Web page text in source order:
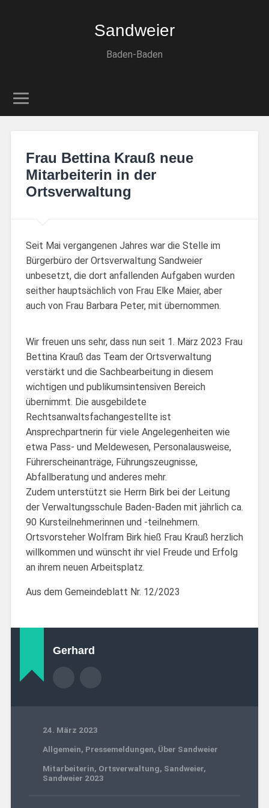
Sandweier
Baden-Baden
Frau Bettina Krauß neue
Mitarbeiterin in der
Ortsverwaltung
Seit Mai vergangenen Jahres war die Stelle im
Bürgerbüro der Ortsverwaltung Sandweier
unbesetzt, die dort anfallenden Aufgaben wurden
seither hauptsächlich von Frau Elke Maier, aber
auch von Frau Barbara Peter, mit übernommen.
Wir freuen uns sehr, dass nun seit 1. März 2023 Frau
Bettina Krauß das Team der Ortsverwaltung
verstärkt und die Sachbearbeitung in diesem
wichtigen und publikumsintensiven Bereich
übernimmt. Die ausgebildete
Rechtsanwaltsfachangestellte ist
Ansprechpartnerin für viele Angelegenheiten wie
etwa Pass- und Meldewesen, Personalausweise,
Führerscheinanträge, Führungszeugnisse,
Abfallberatung und anderes mehr.
Zudem unterstützt sie Herrn Birk bei der Leitung
der Verwaltungsschule Baden-Baden mit jährlich ca.
90 Kursteilnehmerinnen und -teilnehmern.
Ortsvorsteher Wolfram Birk hieß Frau Krauß herzlich
willkommen und wünscht ihr viel Freude und Erfolg
an ihrem neuen Arbeitsplatz.
Aus dem Gemeindeblatt Nr. 12/2023
Gerhard
24. März 2023
Allgemein, Pressemeldungen, Über Sandweier
Mitarbeiterin, Ortsverwaltung, Sandweier,
Sandweier 2023